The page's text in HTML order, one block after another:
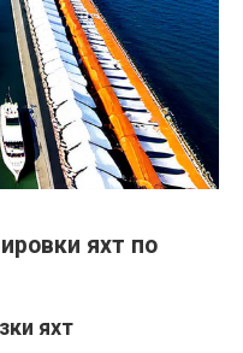
яхт по
яхт